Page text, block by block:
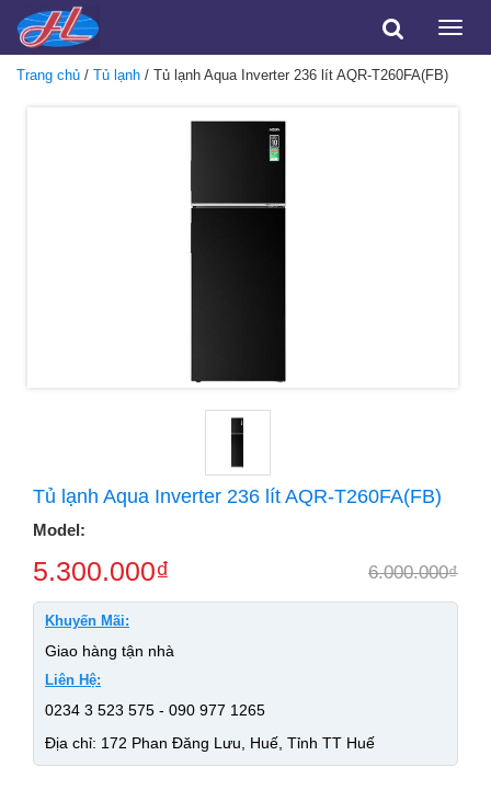
Toggle
Trang chủ / Tủ lạnh / Tủ lạnh Aqua Inverter 236 lít AQR-T260FA(FB)
Tủ lạnh Aqua Inverter 236 lít AQR-T260FA(FB)
Model:
5.300.000₫ 6.000.000₫
Khuyến Mãi:
Giao hàng tận nhà
Liên Hệ:
0234 3 523 575 - 090 977 1265
Địa chỉ: 172 Phan Đăng Lưu, Huế, Tỉnh TT Huế